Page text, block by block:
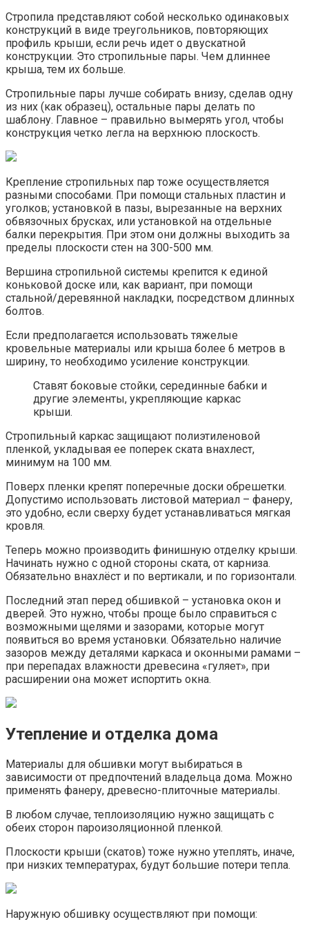
Стропила представляют собой несколько одинаковых
конструкций в виде треугольников, повторяющих
профиль крыши, если речь идет о двускатной
конструкции. Это стропильные пары. Чем длиннее
крыша, тем их больше.
Стропильные пары лучше собирать внизу, сделав одну
из них (как образец), остальные пары делать по
шаблону. Главное – правильно вымерять угол, чтобы
конструкция четко легла на верхнюю плоскость.
Крепление стропильных пар тоже осуществляется
разными способами. При помощи стальных пластин и
уголков; установкой в пазы, вырезанные на верхних
обвязочных брусках, или установкой на отдельные
балки перекрытия. При этом они должны выходить за
пределы плоскости стен на 300-500 мм.
Вершина стропильной системы крепится к единой
коньковой доске или, как вариант, при помощи
стальной/деревянной накладки, посредством длинных
болтов.
Если предполагается использовать тяжелые
кровельные материалы или крыша более 6 метров в
ширину, то необходимо усиление конструкции.
Ставят боковые стойки, серединные бабки и
другие элементы, укрепляющие каркас
крыши.
Стропильный каркас защищают полиэтиленовой
пленкой, укладывая ее поперек ската внахлест,
минимум на 100 мм.
Поверх пленки крепят поперечные доски обрешетки.
Допустимо использовать листовой материал – фанеру,
это удобно, если сверху будет устанавливаться мягкая
кровля.
Теперь можно производить финишную отделку крыши.
Начинать нужно с одной стороны ската, от карниза.
Обязательно внахлёст и по вертикали, и по горизонтали.
Последний этап перед обшивкой – установка окон и
дверей. Это нужно, чтобы проще было справиться с
возможными щелями и зазорами, которые могут
появиться во время установки. Обязательно наличие
зазоров между деталями каркаса и оконными рамами –
при перепадах влажности древесина «гуляет», при
расширении она может испортить окна.
Утепление и отделка дома
Материалы для обшивки могут выбираться в
зависимости от предпочтений владельца дома. Можно
применять фанеру, древесно-плиточные материалы.
В любом случае, теплоизоляцию нужно защищать с
обеих сторон пароизоляционной пленкой.
Плоскости крыши (скатов) тоже нужно утеплять, иначе,
при низких температурах, будут большие потери тепла.
Наружную обшивку осуществляют при помощи: